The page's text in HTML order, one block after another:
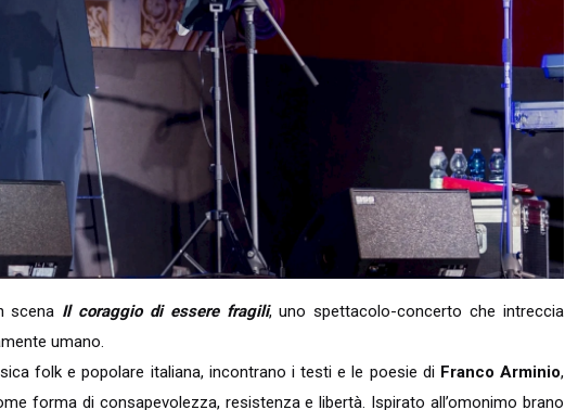
scena Il coraggio di essere fragili, uno spettacolo-concerto che intreccia
umano.
folk e popolare italiana, incontrano i testi e le poesie di Franco Arminio,
forma di consapevolezza, resistenza e libertà. Ispirato all’omonimo brano